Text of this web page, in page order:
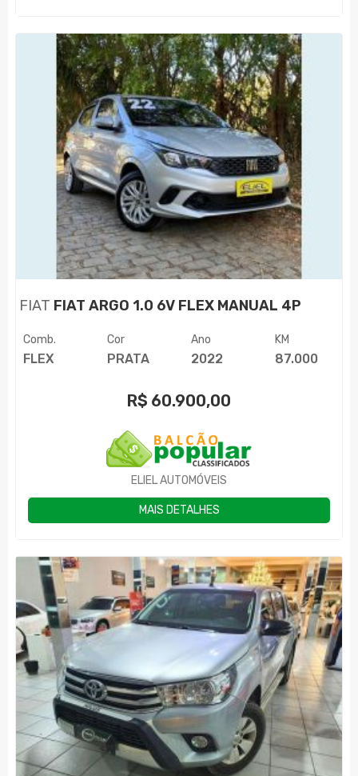
FIAT FIAT ARGO 1.0 6V FLEX MANUAL 4P
Comb.
FLEX
Cor
PRATA
Ano
2022
KM
87.000
R$ 60.900,00
ELIEL AUTOMÓVEIS
MAIS DETALHES